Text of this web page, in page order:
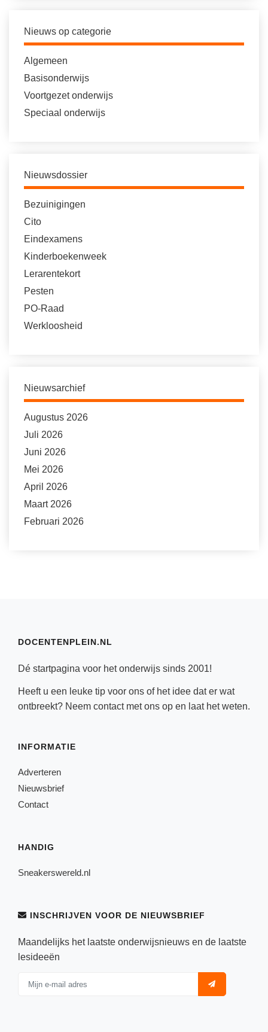
Nieuws op categorie
Algemeen
Basisonderwijs
Voortgezet onderwijs
Speciaal onderwijs
Nieuwsdossier
Bezuinigingen
Cito
Eindexamens
Kinderboekenweek
Lerarentekort
Pesten
PO-Raad
Werkloosheid
Nieuwsarchief
Augustus 2026
Juli 2026
Juni 2026
Mei 2026
April 2026
Maart 2026
Februari 2026
DOCENTENPLEIN.NL
Dé startpagina voor het onderwijs sinds 2001!
Heeft u een leuke tip voor ons of het idee dat er wat
ontbreekt? Neem contactmet ons op en laat het weten.
INFORMATIE
Adverteren
Nieuwsbrief
Contact
HANDIG
Sneakerswereld.nl
INSCHRIJVEN VOOR DE NIEUWSBRIEF
Maandelijks het laatste onderwijsnieuws en de laatste
lesideeën